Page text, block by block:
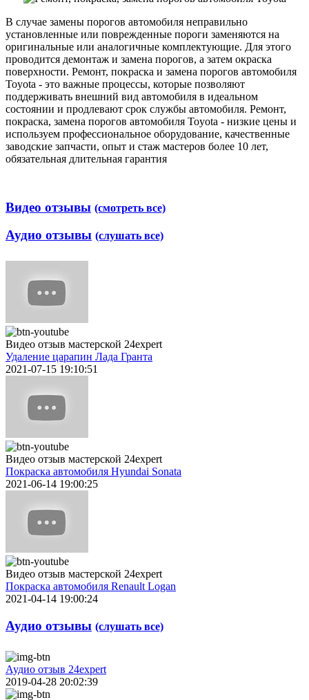
В случае замены порогов автомобиля неправильно
установленные или поврежденные пороги заменяются на
оригинальные или аналогичные комплектующие. Для этого
проводится демонтаж и замена порогов, а затем окраска
поверхности. Ремонт, покраска и замена порогов автомобиля
Toyota - это важные процессы, которые позволяют
поддерживать внешний вид автомобиля в идеальном
состоянии и продлевают срок службы автомобиля. Ремонт,
покраска, замена порогов автомобиля Toyota - низкие цены и
используем профессиональное оборудование, качественные
заводские запчасти, опыт и стаж мастеров более 10 лет,
обязательная длительная гарантия
Видео отзывы (смотреть все)
Аудио отзывы (слушать все)
Видео отзыв мастерской 24expert
Удаление царапин Лада Гранта
2021-07-15 19:10:51
Видео отзыв мастерской 24expert
Покраска автомобиля Hyundai Sonata
2021-06-14 19:00:25
Видео отзыв мастерской 24expert
Покраска автомобиля Renault Logan
2021-04-14 19:00:24
Аудио отзывы (слушать все)
Аудио отзыв 24expert
2019-04-28 20:02:39